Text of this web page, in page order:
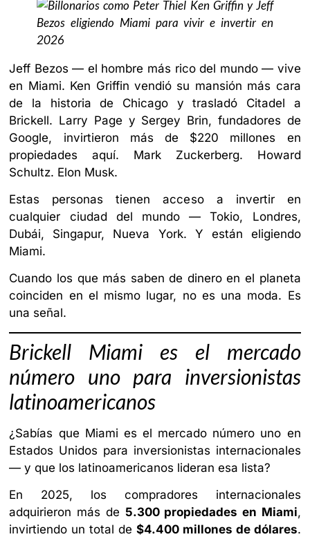
Jeff Bezos — el hombre más rico del mundo — vive
en Miami. Ken Griffin vendió su mansión más cara
de la historia de Chicago y trasladó Citadel a
Brickell. Larry Page y Sergey Brin, fundadores de
Google, invirtieron más de $220 millones en
propiedades aquí. Mark Zuckerberg. Howard
Schultz. Elon Musk.
Estas personas tienen acceso a invertir en
cualquier ciudad del mundo — Tokio, Londres,
Dubái, Singapur, Nueva York. Y están eligiendo
Miami.
Cuando los que más saben de dinero en el planeta
coinciden en el mismo lugar, no es una moda. Es
una señal.
Brickell Miami es el mercado
número uno para inversionistas
latinoamericanos
¿Sabías que Miami es el mercado número uno en
Estados Unidos para inversionistas internacionales
— y que los latinoamericanos lideran esa lista?
En 2025, los compradores internacionales
adquirieron más de 5.300 propiedades en Miami,
invirtiendo un total de $4.400 millones de dólares.